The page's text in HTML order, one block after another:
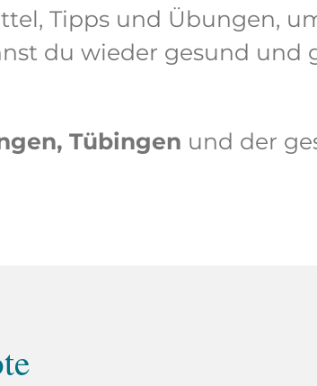
Tipps und Übungen,
du wieder gesund und
Tübingen und der